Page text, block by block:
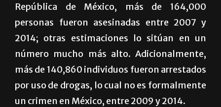
República de México, más de 164,000
personas fueron asesinadas entre 2007 y
2014; otras estimaciones lo sitúan en un
número mucho más alto. Adicionalmente,
más de 140,860 individuos fueron arrestados
por uso de drogas, lo cual no es formalmente
un crimen en México, entre 2009 y 2014.